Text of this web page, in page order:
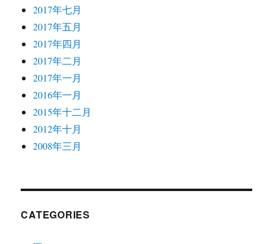
2017年七月
2017年五月
2017年四月
2017年二月
2017年一月
2016年一月
2015年十二月
2012年十月
2008年三月
CATEGORIES